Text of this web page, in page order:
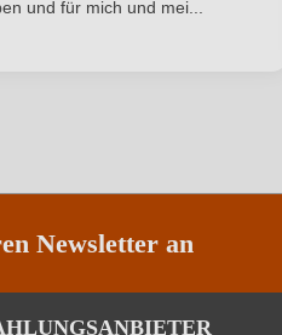
zu
und für mich und mei...
Newsletter an